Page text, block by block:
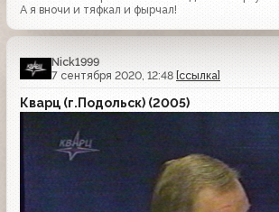
А я вночи и тяфкал и фырчал!
Nick1999
7 сентября 2020, 12:48 [ссылка]
Кварц (г.Подольск) (2005)